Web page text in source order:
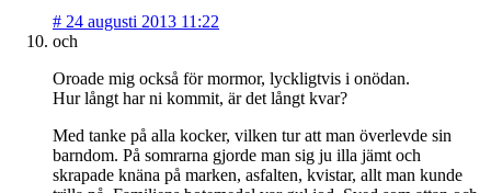
# 24 augusti 2013 11:22
och
Oroade mig också för mormor, lyckligtvis i onödan.
Hur långt har ni kommit, är det långt kvar?
Med tanke på alla kocker, vilken tur att man överlevde sin
barndom. På somrarna gjorde man sig ju illa jämt och
skrapade knäna på marken, asfalten, kvistar, allt man kunde